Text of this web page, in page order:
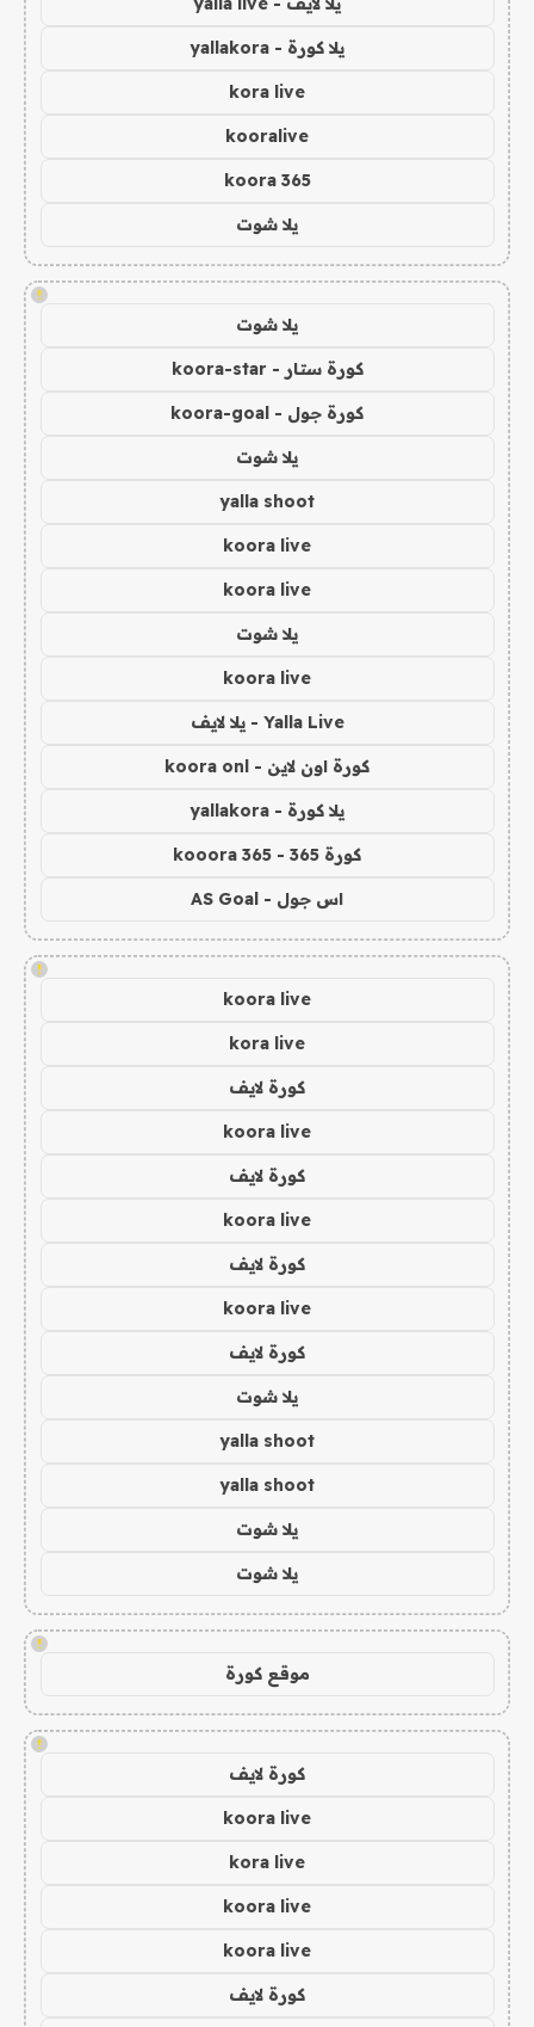
يلا كورة - yallakora
kora live
kooralive
koora 365
يلا شوت
!
يلا شوت
كورة ستار - koora-star
كورة جول - koora-goal
يلا شوت
yalla shoot
koora live
koora live
يلا شوت
koora live
Yalla Live - يلا لايف
كورة اون لاين - koora onl
يلا كورة - yallakora
كورة 365 - kooora 365
اس جول - AS Goal
!
koora live
kora live
كورة لايف
koora live
كورة لايف
koora live
كورة لايف
koora live
كورة لايف
يلا شوت
yalla shoot
yalla shoot
يلا شوت
يلا شوت
!
موقع كورة
!
كورة لايف
koora live
kora live
koora live
koora live
كورة لايف